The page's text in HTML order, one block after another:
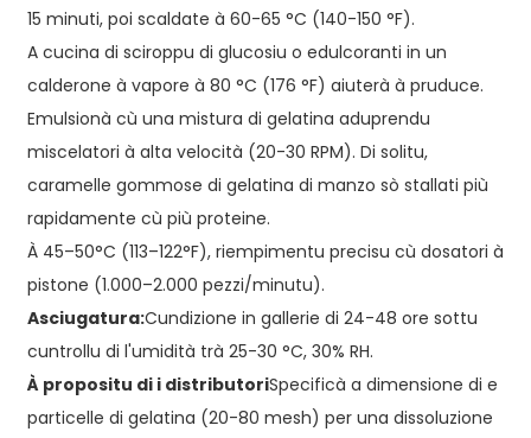
15 minuti, poi scaldate à 60-65 °C (140-150 °F).
A cucina di sciroppu di glucosiu o edulcoranti in un
calderone à vapore à 80 °C (176 °F) aiuterà à pruduce.
Emulsionà cù una mistura di gelatina aduprendu
miscelatori à alta velocità (20-30 RPM). Di solitu,
caramelle gommose di gelatina di manzo sò stallati più
rapidamente cù più proteine.
À 45–50°C (113–122°F), riempimentu precisu cù dosatori à
pistone (1.000–2.000 pezzi/minutu).
Asciugatura:Cundizione in gallerie di 24-48 ore sottu
cuntrollu di l'umidità trà 25-30 °C, 30% RH.
À propositu di i distributoriSpecificà a dimensione di e
particelle di gelatina (20-80 mesh) per una dissoluzione